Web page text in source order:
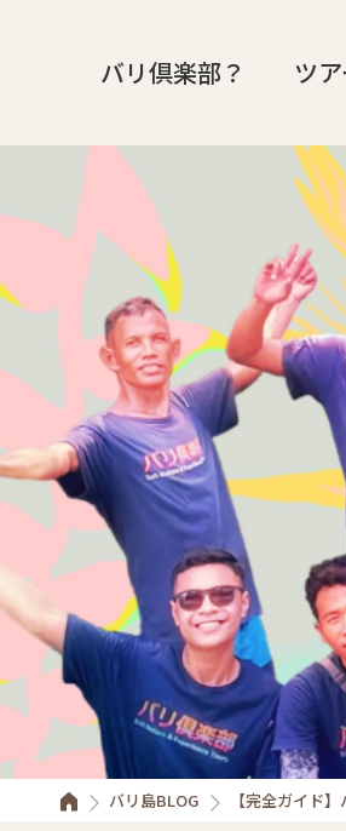
バリ倶楽部？ ツ
バリ島BLOG 【完全ガイド